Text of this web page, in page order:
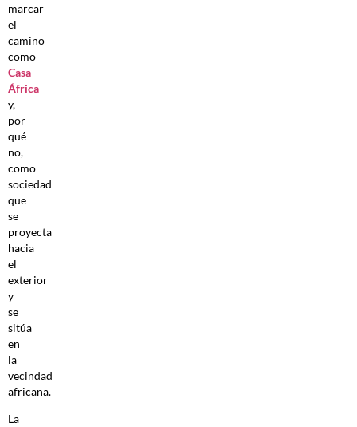
marcar
el
camino
como
Casa
África
y,
por
qué
no,
como
sociedad
que
se
proyecta
hacia
el
exterior
y
se
sitúa
en
la
vecindad
africana.
La